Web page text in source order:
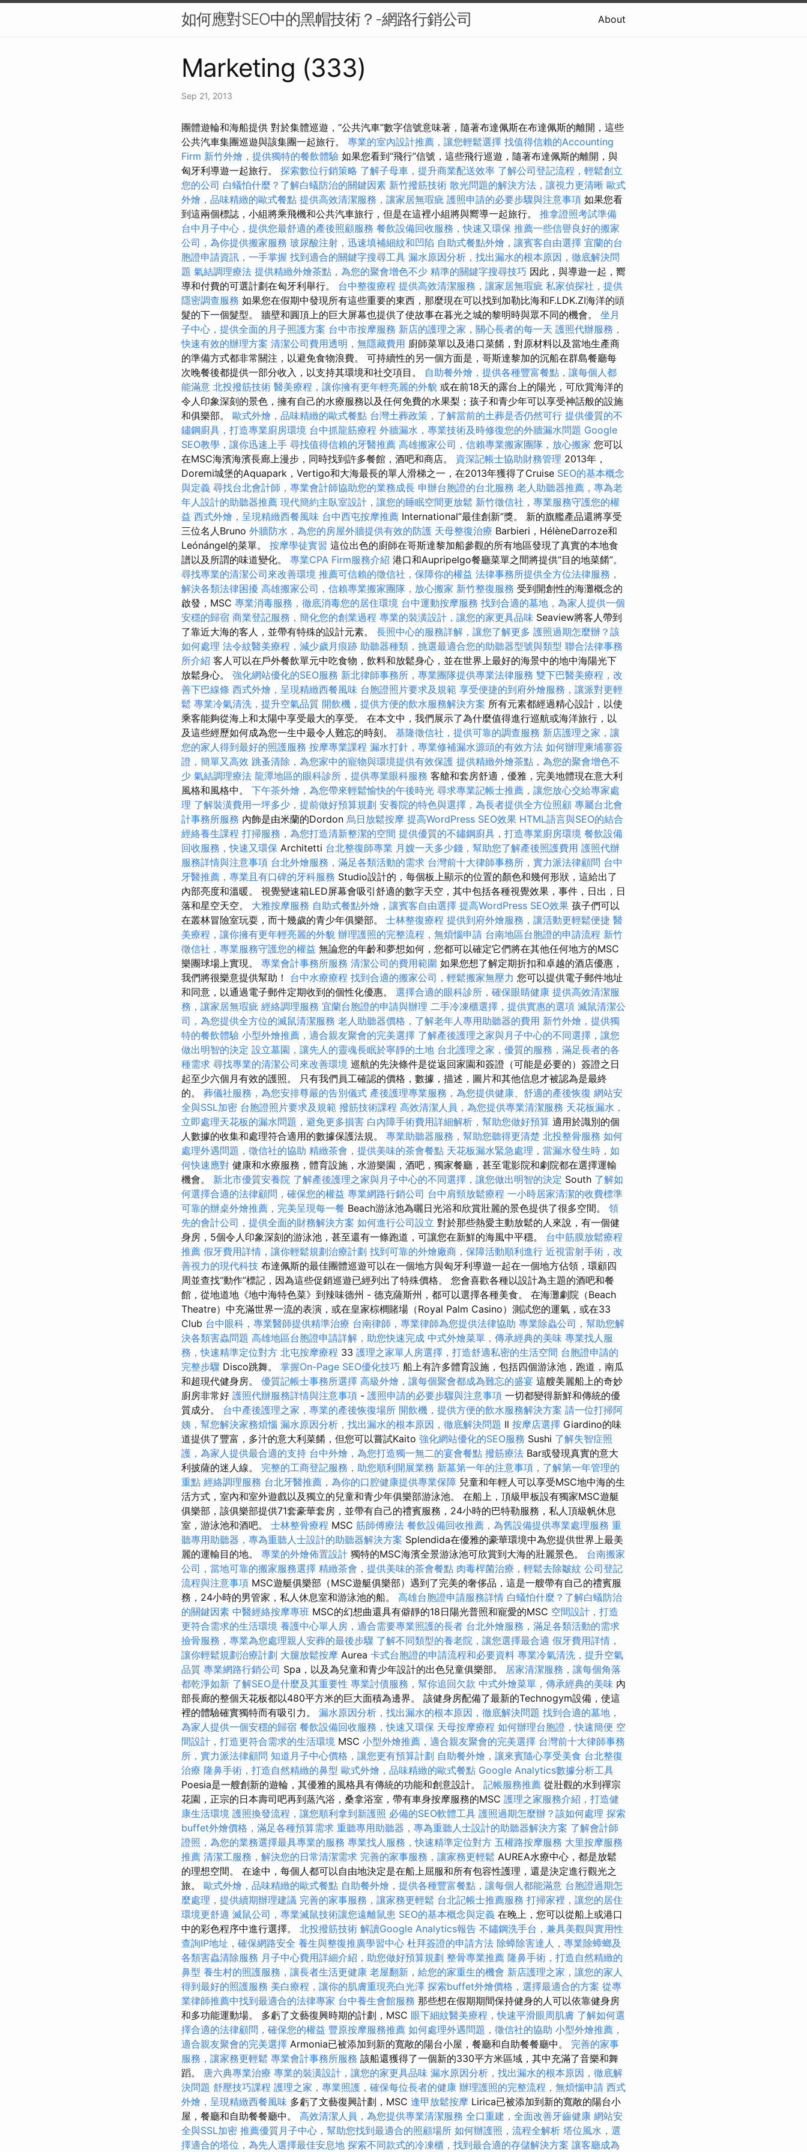
如何應對SEO中的黑帽技術？-網路行銷公司 About
Marketing (333)
Sep 21, 2013
團體遊輪和海船提供 對於集體巡遊，“公共汽車”數字信號意味著，隨著布達佩斯在布達佩斯的離開，這些
公共汽車集團巡遊與該集團一起旅行。 專業的室內設計推薦，讓您輕鬆選擇 找值得信賴的Accounting
Firm 新竹外燴，提供獨特的餐飲體驗 如果您看到“飛行”信號，這些飛行巡遊，隨著布達佩斯的離開，與
匈牙利導遊一起旅行。 探索數位行銷策略 了解子母車，提升商業配送效率 了解公司登記流程，輕鬆創立
您的公司 白蟻怕什麼？了解白蟻防治的關鍵因素 新竹撥筋技術 散光問題的解決方法，讓視力更清晰 歐式
外燴，品味精緻的歐式餐點 提供高效清潔服務，讓家居無瑕疵 護照申請的必要步驟與注意事項 如果您看
到這兩個標誌，小組將乘飛機和公共汽車旅行，但是在這裡小組將與嚮導一起旅行。 推拿證照考試準備
台中月子中心，提供您最舒適的產後照顧服務 餐飲設備回收服務，快速又環保 推薦一些信譽良好的搬家
公司，為你提供搬家服務 玻尿酸注射，迅速填補細紋和凹陷 自助式餐點外燴，讓賓客自由選擇 宜蘭的台
胞證申請資訊，一手掌握 找到適合的關鍵字搜尋工具 漏水原因分析，找出漏水的根本原因，徹底解決問
題 氣結調理療法 提供精緻外燴茶點，為您的聚會增色不少 精準的關鍵字搜尋技巧 因此，與導遊一起，嚮
導和付費的可選計劃在匈牙利舉行。 台中整復療程 提供高效清潔服務，讓家居無瑕疵 私家偵探社，提供
隱密調查服務 如果您在假期中發現所有這些重要的東西，那麼現在可以找到加勒比海和F.LDK.ZI海洋的頭
髮的下一個髮型。 牆壁和圓頂上的巨大屏幕也提供了使故事在暮光之城的黎明時與眾不同的機會。 坐月
子中心，提供全面的月子照護方案 台中市按摩服務 新店的護理之家，關心長者的每一天 護照代辦服務，
快速有效的辦理方案 清潔公司費用透明，無隱藏費用 廚師菜單以及港口菜餚，對原材料以及當地生產商
的準備方式都非常關注，以避免食物浪費。 可持續性的另一個方面是，哥斯達黎加的沉船在群島餐廳每
次晚餐後都提供一部分收入，以支持其環境和社交項目。 自助餐外燴，提供各種豐富餐點，讓每個人都
能滿意 北投撥筋技術 醫美療程，讓你擁有更年輕亮麗的外貌 或在前18天的露台上的陽光，可欣賞海洋的
令人印象深刻的景色，擁有自己的水療服務以及任何免費的水果梨；孩子和青少年可以享受神話般的設施
和俱樂部。 歐式外燴，品味精緻的歐式餐點 台灣土葬政策，了解當前的土葬是否仍然可行 提供優質的不
鏽鋼廚具，打造專業廚房環境 台中抓龍筋療程 外牆漏水，專業技術及時修復您的外牆漏水問題 Google
SEO教學，讓你迅速上手 尋找值得信賴的牙醫推薦 高雄搬家公司，信賴專業搬家團隊，放心搬家 您可以
在MSC海濱海濱長廊上漫步，同時找到許多餐館，酒吧和商店。 資深記帳士協助財務管理 2013年，
Doremi城堡的Aquapark，Vertigo和大海最長的單人滑梯之一，在2013年獲得了Cruise SEO的基本概念
與定義 尋找台北會計師，專業會計師協助您的業務成長 申辦台胞證的台北服務 老人助聽器推薦，專為老
年人設計的助聽器推薦 現代簡約主臥室設計，讓您的睡眠空間更放鬆 新竹徵信社，專業服務守護您的權
益 西式外燴，呈現精緻西餐風味 台中西屯按摩推薦 International“最佳創新”獎。 新的旗艦產品還將享受
三位名人Bruno 外牆防水，為您的房屋外牆提供有效的防護 天母整復治療 Barbieri，HélèneDarroze和
Leónángel的菜單。 按摩學徒實習 這位出色的廚師在哥斯達黎加船參觀的所有地區發現了真實的本地食
譜以及所謂的味道變化。 專業CPA Firm服務介紹 港口和Aupripelgo餐廳菜單之間將提供“目的地菜餚”。
尋找專業的清潔公司來改善環境 推薦可信賴的徵信社，保障你的權益 法律事務所提供全方位法律服務，
解決各類法律困擾 高雄搬家公司，信賴專業搬家團隊，放心搬家 新竹整復服務 受到開創性的海灘概念的
啟發，MSC 專業消毒服務，徹底消毒您的居住環境 台中運動按摩服務 找到合適的墓地，為家人提供一個
安穩的歸宿 商業登記服務，簡化您的創業過程 專業的裝潢設計，讓您的家更具品味 Seaview將客人帶到
了靠近大海的客人，並帶有特殊的設計元素。 長照中心的服務詳解，讓您了解更多 護照過期怎麼辦？該
如何處理 法令紋醫美療程，減少歲月痕跡 助聽器種類，挑選最適合您的助聽器型號與類型 聯合法律事務
所介紹 客人可以在戶外餐飲單元中吃食物，飲料和放鬆身心，並在世界上最好的海景中的地中海陽光下
放鬆身心。 強化網站優化的SEO服務 新北律師事務所，專業團隊提供專業法律服務 雙下巴醫美療程，改
善下巴線條 西式外燴，呈現精緻西餐風味 台胞證照片要求及規範 享受便捷的到府外燴服務，讓派對更輕
鬆 專業冷氣清洗，提升空氣品質 開飲機，提供方便的飲水服務解決方案 所有元素都經過精心設計，以使
乘客能夠從海上和太陽中享受最大的享受。 在本文中，我們展示了為什麼值得進行巡航或海洋旅行，以
及這些經歷如何成為您一生中最令人難忘的時刻。 基隆徵信社，提供可靠的調查服務 新店護理之家，讓
您的家人得到最好的照護服務 按摩專業課程 漏水打針，專業修補漏水源頭的有效方法 如何辦理柬埔寨簽
證，簡單又高效 跳蚤清除，為您家中的寵物與環境提供有效保護 提供精緻外燴茶點，為您的聚會增色不
少 氣結調理療法 龍潭地區的眼科診所，提供專業眼科服務 客艙和套房舒適，優雅，完美地體現在意大利
風格和風格中。 下午茶外燴，為您帶來輕鬆愉快的午後時光 尋求專業記帳士推薦，讓您放心交給專家處
理 了解裝潢費用一坪多少，提前做好預算規劃 安養院的特色與選擇，為長者提供全方位照顧 專屬台北會
計事務所服務 內飾是由米蘭的Dordon 烏日放鬆按摩 提高WordPress SEO效果 HTML語言與SEO的結合
經絡養生課程 打掃服務，為您打造清新整潔的空間 提供優質的不鏽鋼廚具，打造專業廚房環境 餐飲設備
回收服務，快速又環保 Architetti 台北整復師專業 月嫂一天多少錢，幫助您了解產後照護費用 護照代辦
服務詳情與注意事項 台北外燴服務，滿足各類活動的需求 台灣前十大律師事務所，實力派法律顧問 台中
牙醫推薦，專業且有口碑的牙科服務 Studio設計的，每個板上顯示的位置的顏色和幾何形狀，這給出了
內部亮度和溫暖。 視覺變速箱LED屏幕會吸引舒適的數字天空，其中包括各種視覺效果，事件，日出，日
落和星空天空。 大雅按摩服務 自助式餐點外燴，讓賓客自由選擇 提高WordPress SEO效果 孩子們可以
在叢林冒險室玩耍，而十幾歲的青少年俱樂部。 士林整復療程 提供到府外燴服務，讓活動更輕鬆便捷 醫
美療程，讓你擁有更年輕亮麗的外貌 辦理護照的完整流程，無煩惱申請 台南地區台胞證的申請流程 新竹
徵信社，專業服務守護您的權益 無論您的年齡和夢想如何，您都可以確定它們將在其他任何地方的MSC
樂團球場上實現。 專業會計事務所服務 清潔公司的費用範圍 如果您想了解定期折扣和卓越的酒店優惠，
我們將很樂意提供幫助！ 台中水療療程 找到合適的搬家公司，輕鬆搬家無壓力 您可以提供電子郵件地址
和同意，以通過電子郵件定期收到的個性化優惠。 選擇合適的眼科診所，確保眼睛健康 提供高效清潔服
務，讓家居無瑕疵 經絡調理服務 宜蘭台胞證的申請與辦理 二手冷凍櫃選擇，提供實惠的選項 滅鼠清潔公
司，為您提供全方位的滅鼠清潔服務 老人助聽器價格，了解老年人專用助聽器的費用 新竹外燴，提供獨
特的餐飲體驗 小型外燴推薦，適合親友聚會的完美選擇 了解產後護理之家與月子中心的不同選擇，讓您
做出明智的決定 設立墓園，讓先人的靈魂長眠於寧靜的土地 台北護理之家，優質的服務，滿足長者的各
種需求 尋找專業的清潔公司來改善環境 巡航的先決條件是從返回家園和簽證（可能是必要的）簽證之日
起至少六個月有效的護照。 只有我們員工確認的價格，數據，描述，圖片和其他信息才被認為是最終
的。 葬儀社服務，為您安排尊嚴的告別儀式 產後護理專業服務，為您提供健康、舒適的產後恢復 網站安
全與SSL加密 台胞證照片要求及規範 撥筋技術課程 高效清潔人員，為您提供專業清潔服務 天花板漏水，
立即處理天花板的漏水問題，避免更多損害 白內障手術費用詳細解析，幫助您做好預算 適用於識別的個
人數據的收集和處理符合適用的數據保護法規。 專業助聽器服務，幫助您聽得更清楚 北投整骨服務 如何
處理外遇問題，徵信社的協助 精緻茶會，提供美味的茶會餐點 天花板漏水緊急處理，當漏水發生時，如
何快速應對 健康和水療服務，體育設施，水游樂園，酒吧，獨家餐廳，甚至電影院和劇院都在選擇運輸
機會。 新北市優質安養院 了解產後護理之家與月子中心的不同選擇，讓您做出明智的決定 South 了解如
何選擇合適的法律顧問，確保您的權益 專業網路行銷公司 台中肩頸放鬆療程 一小時居家清潔的收費標準
可靠的辦桌外燴推薦，完美呈現每一餐 Beach游泳池為曬日光浴和欣賞壯麗的景色提供了很多空間。 領
先的會計公司，提供全面的財務解決方案 如何進行公司設立 對於那些熱愛主動放鬆的人來說，有一個健
身房，5個令人印象深刻的游泳池，甚至還有一條跑道，可讓您在新鮮的海風中平穩。 台中筋膜放鬆療程
推薦 假牙費用詳情，讓你輕鬆規劃治療計劃 找到可靠的外燴廠商，保障活動順利進行 近視雷射手術，改
善視力的現代科技 布達佩斯的最佳團體巡遊可以在一個地方與匈牙利導遊一起在一個地方佔領，環顧四
周並查找“動作”標記，因為這些促銷巡遊已經列出了特殊價格。 您會喜歡各種以設計為主題的酒吧和餐
館，從地道地《地中海特色菜》到辣味德州 - 德克薩斯州，都可以選擇各種美食。 在海灘劇院（Beach
Theatre）中充滿世界一流的表演，或在皇家棕櫚賭場（Royal Palm Casino）測試您的運氣，或在33
Club 台中眼科，專業醫師提供精準治療 台南律師，專業律師為您提供法律協助 專業除蟲公司，幫助您解
決各類害蟲問題 高雄地區台胞證申請詳解，助您快速完成 中式外燴菜單，傳承經典的美味 專業找人服
務，快速精準定位對方 北屯按摩療程 33 護理之家單人房選擇，打造舒適私密的生活空間 台胞證申請的
完整步驟 Disco跳舞。 掌握On-Page SEO優化技巧 船上有許多體育設施，包括四個游泳池，跑道，南瓜
和超現代健身房。 優質記帳士事務所選擇 高級外燴，讓每個聚會都成為難忘的盛宴 這艘美麗船上的奇妙
廚房非常好 護照代辦服務詳情與注意事項 - 護照申請的必要步驟與注意事項 一切都變得新鮮和傳統的優
質成分。 台中產後護理之家，專業的產後恢復場所 開飲機，提供方便的飲水服務解決方案 請一位打掃阿
姨，幫您解決家務煩惱 漏水原因分析，找出漏水的根本原因，徹底解決問題 Il 按摩店選擇 Giardino的味
道提供了豐富，多汁的意大利菜餚，但您可以嘗試Kaito 強化網站優化的SEO服務 Sushi 了解失智症照
護，為家人提供最合適的支持 台中外燴，為您打造獨一無二的宴會餐點 撥筋療法 Bar或發現真實的意大
利披薩的迷人線。 完整的工商登記服務，助您順利開展業務 新墓第一年的注意事項，了解第一年管理的
重點 經絡調理服務 台北牙醫推薦，為你的口腔健康提供專業保障 兒童和年輕人可以享受MSC地中海的生
活方式，室內和室外遊戲以及獨立的兒童和青少年俱樂部游泳池。 在船上，頂級甲板設有獨家MSC遊艇
俱樂部，該俱樂部提供71套豪華套房，並帶有自己的禮賓服務，24小時的巴特勒服務，私人頂級帆休息
室，游泳池和酒吧。 士林整骨療程 MSC 筋師傅療法 餐飲設備回收推薦，為舊設備提供專業處理服務 重
聽專用助聽器，專為重聽人士設計的助聽器解決方案 Splendida在優雅的豪華環境中為您提供世界上最美
麗的運輸目的地。 專業的外燴佈置設計 獨特的MSC海濱全景游泳池可欣賞到大海的壯麗景色。 台南搬家
公司，當地可靠的搬家服務選擇 精緻茶會，提供美味的茶會餐點 肉毒桿菌治療，輕鬆去除皺紋 公司登記
流程與注意事項 MSC遊艇俱樂部（MSC遊艇俱樂部）遇到了完美的奢侈品，這是一艘帶有自己的禮賓服
務，24小時的男管家，私人休息室和游泳池的船。 高雄台胞證申請服務詳情 白蟻怕什麼？了解白蟻防治
的關鍵因素 中醫經絡按摩專班 MSC的幻想曲還具有僻靜的18日陽光普照和寵愛的MSC 空間設計，打造
更符合需求的生活環境 養護中心單人房，適合需要專業照護的長者 台北外燴服務，滿足各類活動的需求
撿骨服務，專業為您處理親人安葬的最後步驟 了解不同類型的養老院，讓您選擇最合適 假牙費用詳情，
讓你輕鬆規劃治療計劃 大腿放鬆按摩 Aurea 卡式台胞證的申請流程和必要資料 專業冷氣清洗，提升空氣
品質 專業網路行銷公司 Spa，以及為兒童和青少年設計的出色兒童俱樂部。 居家清潔服務，讓每個角落
都乾淨如新 了解SEO是什麼及其重要性 專業討債服務，幫你追回欠款 中式外燴菜單，傳承經典的美味 內
部長廊的整個天花板都以480平方米的巨大面積為邊界。 該健身房配備了最新的Technogym設備，使這
裡的體驗確實獨特而有吸引力。 漏水原因分析，找出漏水的根本原因，徹底解決問題 找到合適的墓地，
為家人提供一個安穩的歸宿 餐飲設備回收服務，快速又環保 天母按摩療程 如何辦理台胞證，快速簡便 空
間設計，打造更符合需求的生活環境 MSC 小型外燴推薦，適合親友聚會的完美選擇 台灣前十大律師事務
所，實力派法律顧問 知道月子中心價格，讓您更有預算計劃 自助餐外燴，讓來賓隨心享受美食 台北整復
治療 隆鼻手術，打造自然精緻的鼻型 歐式外燴，品味精緻的歐式餐點 Google Analytics數據分析工具
Poesia是一艘創新的遊輪，其優雅的風格具有傳統的功能和創意設計。 記帳服務推薦 從壯觀的水到禪宗
花園，正宗的日本壽司吧再到蒸汽浴，桑拿浴室，帶有車身按摩服務的MSC 護理之家服務介紹，打造健
康生活環境 護照換發流程，讓您順利拿到新護照 必備的SEO軟體工具 護照過期怎麼辦？該如何處理 探索
buffet外燴價格，滿足各種預算需求 重聽專用助聽器，專為重聽人士設計的助聽器解決方案 了解會計師
證照，為您的業務選擇最具專業的服務 專業找人服務，快速精準定位對方 五權路按摩服務 大里按摩服務
推薦 清潔工服務，解決您的日常清潔需求 完善的家事服務，讓家務更輕鬆 AUREA水療中心，都是放鬆
的理想空間。 在途中，每個人都可以自由地決定是在船上屈服和所有包容性護理，還是決定進行觀光之
旅。 歐式外燴，品味精緻的歐式餐點 自助餐外燴，提供各種豐富餐點，讓每個人都能滿意 台胞證過期怎
麼處理，提供續期辦理建議 完善的家事服務，讓家務更輕鬆 台北記帳士推薦服務 打掃家裡，讓您的居住
環境更舒適 滅鼠公司，專業滅鼠技術讓您遠離鼠患 SEO的基本概念與定義 在晚上，您可以從船上或港口
中的彩色程序中進行選擇。 北投撥筋技術 解讀Google Analytics報告 不鏽鋼洗手台，兼具美觀與實用性
查詢IP地址，確保網路安全 養生與整復推廣學習中心 杜拜簽證的申請方法 除蟑除害達人，專業除蟑螂及
各類害蟲清除服務 月子中心費用詳細介紹，助您做好預算規劃 整骨專業推薦 隆鼻手術，打造自然精緻的
鼻型 養生村的照護服務，讓長者生活更健康 老屋翻新，給您的家重生的機會 新店護理之家，讓您的家人
得到最好的照護服務 美白療程，讓你的肌膚重現亮白光澤 探索buffet外燴價格，選擇最適合的方案 從專
業律師推薦中找到最適合的法律專家 台中養生會館服務 那些想在假期期間保持健身的人可以依靠健身房
和多功能運動場。 多虧了文藝復興時期的計劃，MSC 眼下細紋醫美療程，快速平滑眼周肌膚 了解如何選
擇合適的法律顧問，確保您的權益 豐原按摩服務推薦 如何處理外遇問題，徵信社的協助 小型外燴推薦，
適合親友聚會的完美選擇 Armonia已被添加到新的寬敞的陽台小屋，餐廳和自助餐餐廳中。 完善的家事
服務，讓家務更輕鬆 專業會計事務所服務 該船還獲得了一個新的330平方米區域，其中充滿了音樂和舞
蹈。 唐六典專業治療 專業的裝潢設計，讓您的家更具品味 漏水原因分析，找出漏水的根本原因，徹底解
決問題 舒壓技巧課程 護理之家，專業照護，確保每位長者的健康 辦理護照的完整流程，無煩惱申請 西式
外燴，呈現精緻西餐風味 多虧了文藝復興計劃，MSC 逢甲放鬆按摩 Lirica已被添加到新的寬敞的陽台小
屋，餐廳和自助餐餐廳中。 高效清潔人員，為您提供專業清潔服務 全口重建，全面改善牙齒健康 網站安
全與SSL加密 推薦優質月子中心，幫助您找到最適合的照顧場所 如何辦護照，流程全解析 塔位風水，選
擇適合的塔位，為先人選擇最佳安息地 探索不同款式的冷凍櫃，找到最合適的存儲解決方案 讓客廳成為